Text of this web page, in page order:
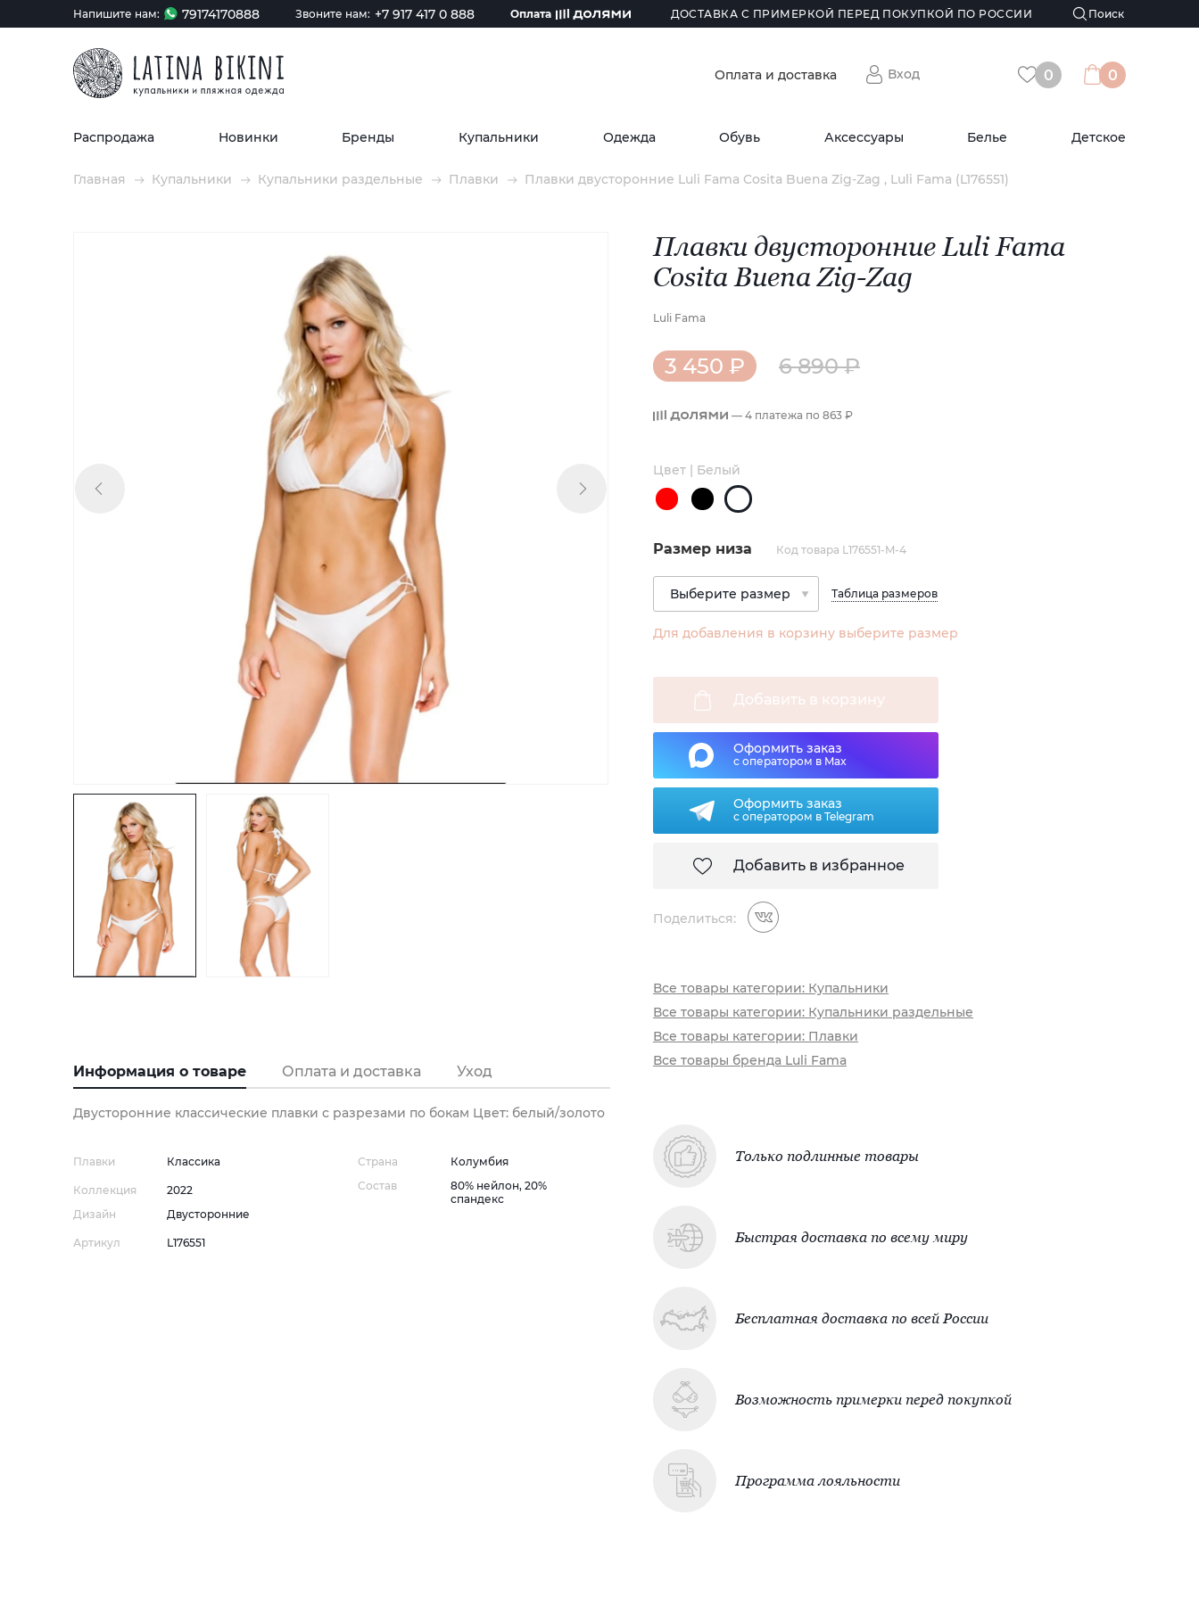
Напишите нам: 79174170888 Звоните нам: +7 917 417 0 888 Оплата ДОСТАВКА С ПРИМЕРКОЙ ПЕРЕД ПОКУПКОЙ ПО РОССИИ
Оплата и доставка Вход 0 0
Распродажа Новинки Бренды Купальники Одежда Обувь Аксессуары Белье Детское
Главная Купальники Купальники раздельные Плавки Плавки двусторонние Luli Fama Cosita Buena Zig-Zag , Luli Fama (L176551)
Информация о товаре Оплата и доставка Уход
Двусторонние классические плавки с разрезами по бокам Цвет: белый/золото
Плавки Классика
Коллекция
2022
Дизайн
Двусторонние
Артикул L176551
Страна
Колумбия
Состав
80% нейлон, 20%
спандекс
Плавки двусторонние Luli Fama
Cosita Buena Zig-Zag
Luli Fama
3 450 ₽ 6 890 ₽
— 4 платежа по 863 ₽
Цвет | Белый
Размер низа Код товара L176551-M-4
Таблица размеров
Для добавления в корзину выберите размер
Добавить в корзину
Оформить заказ
с оператором в Max
Оформить заказ
с оператором в Telegram
Добавить в избранное
Поделиться:
Все товары категории: Купальники
Все товары категории: Купальники раздельные
Все товары категории: Плавки
Все товары бренда Luli Fama
Только подлинные товары
Быстрая доставка по всему миру
Бесплатная доставка по всей России
Возможность примерки перед покупкой
Программа лояльности